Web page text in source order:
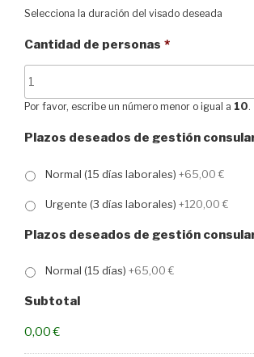
Selecciona la duración del visado deseada
Cantidad de personas *
Por favor, escribe un número menor o igual a 10.
Plazos deseados de gestión
Normal (15 días laborales) +65,00 €
Urgente (3 días laborales) +120,00 €
Plazos deseados de gestión
Normal (15 días) +65,00 €
Subtotal
0,00 €